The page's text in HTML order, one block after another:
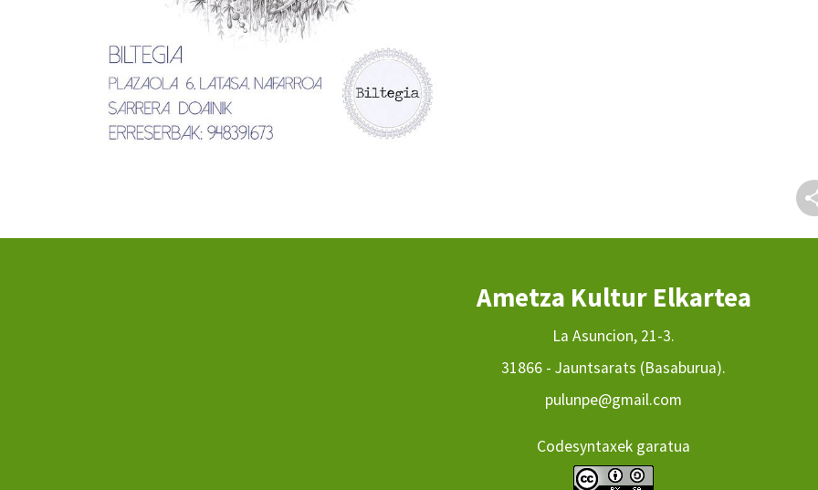
Ametza Kultur Elkartea
La Asuncion, 21-3.
31866 - Jauntsarats (Basaburua).
pulunpe@gmail.com
Codesyntaxek garatua